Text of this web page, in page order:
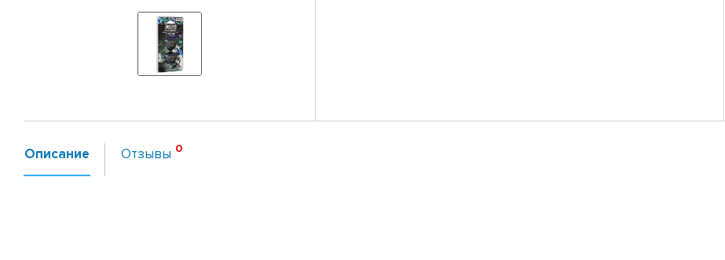
Описание Отзывы